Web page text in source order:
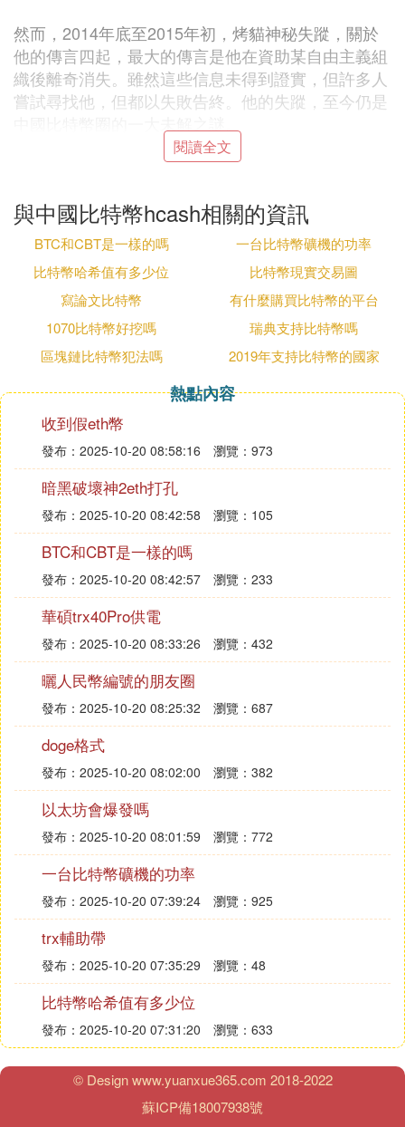
然而，2014年底至2015年初，烤貓神秘失蹤，關於
他的傳言四起，最大的傳言是他在資助某自由主義組
織後離奇消失。雖然這些信息未得到證實，但許多人
嘗試尋找他，但都以失敗告終。他的失蹤，至今仍是
幣圈的十大風雲人物，你了解多少？中本聰、許子
波、李笑來，他們是幣圈中最具影響力的人物。
中本聰，比特幣的創造者，擁有神秘的背景和身份，
他的比特幣錢包中藏有100萬個比特幣，價值驚人，
但財富對他毫無吸引力，他像一個超人，留下驚世傑
作後隱退。
聞名，引發幣圈巨浪，他的影響力巨大，但因某些事
件，公眾的聲音逐漸減少。
薛蠻子，天使投資人，UT斯達康創始人，癌症鬥
士，華爾街知名華人投資家，他的投資眼光獨到，對
區塊鏈行業有著深刻的理解。
BM，自由市場的程序大神，他開發的EOS被視為可
能取代以太坊地位的區塊鏈操作系統，他的決策和理
念對幣圈產生了深遠影響。
郭宏才，寶二爺，幣圈曝光率最高的幣圈大咖，以直
言快語著稱，對幣圈分叉現象直言不諱，推動了GO
D（比特幣上帝）項目。
V神，以太坊的創造者，年輕但極具影響力，他對於I
CO市場的態度明確，為投資者提供了重要參考。
吳忌寒，比特大陸CEO，算力皇帝，擁有世界最大的
比特幣礦池，是可能的51%攻擊發起者之一。
何一，幣圈一姐，原旅遊衛視主持人，後來加入OKC
oin，成為其市場份額的重要推動者，後加入幣安，
助力其快速發展。
沈波，分布式資本創始人，原比特股創始團隊成員，
具有豐富的投資背景，是中國最大的專業投資區塊鏈
領域的基金之一。
李笑來，自稱中國比特幣首富，與老貓組成的硬幣資
本，在監管到來時在幣圈頗有影響力，投資策略獨
特，影響著幣圈。
閱讀全文
與中國比特幣hcash相關的資訊
BTC和CBT是一樣的嗎
一台比特幣礦機的功率
比特幣哈希值有多少位
比特幣現實交易圖
寫論文比特幣
有什麼購買比特幣的平台
1070比特幣好挖嗎
瑞典支持比特幣嗎
區塊鏈比特幣犯法嗎
2019年支持比特幣的國家
熱點內容
收到假eth幣
發布：2025-10-20 08:58:16 瀏覽：973
暗黑破壞神2eth打孔
發布：2025-10-20 08:42:58 瀏覽：105
BTC和CBT是一樣的嗎
發布：2025-10-20 08:42:57 瀏覽：233
華碩trx40Pro供電
發布：2025-10-20 08:33:26 瀏覽：432
曬人民幣編號的朋友圈
發布：2025-10-20 08:25:32 瀏覽：687
doge格式
發布：2025-10-20 08:02:00 瀏覽：382
以太坊會爆發嗎
發布：2025-10-20 08:01:59 瀏覽：772
一台比特幣礦機的功率
發布：2025-10-20 07:39:24 瀏覽：925
trx輔助帶
發布：2025-10-20 07:35:29 瀏覽：48
比特幣哈希值有多少位
發布：2025-10-20 07:31:20 瀏覽：633
© Design www.yuanxue365.com 2018-2022
蘇ICP備18007938號